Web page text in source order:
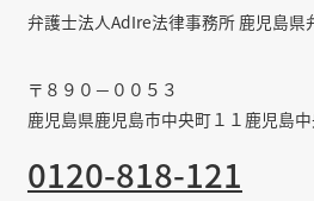
弁護士法人AdIre法律事務所 鹿児島県
〒８９０－００５３
鹿児島県鹿児島市中央町１１鹿児島
0120-818-121